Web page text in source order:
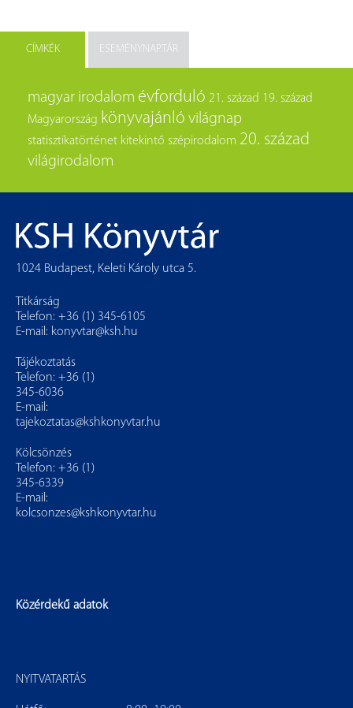
CÍMKÉK ESEMÉNYNAPTÁR
magyar irodalom évforduló 21. század 19. század
Magyarország könyvajánló világnap
statisztikatörténet kitekintő szépirodalom 20. század
világirodalom
1024 Budapest, Keleti Károly utca 5.
Titkárság
Telefon: +36 (1) 345-6105
E-mail: konyvtar@ksh.hu
Tájékoztatás
Telefon: +36 (1)
345-6036
E-mail:
tajekoztatas@kshkonyvtar.hu
Kölcsönzés
Telefon: +36 (1)
345-6339
E-mail:
kolcsonzes@kshkonyvtar.hu
Közérdekű adatok
NYITVATARTÁS